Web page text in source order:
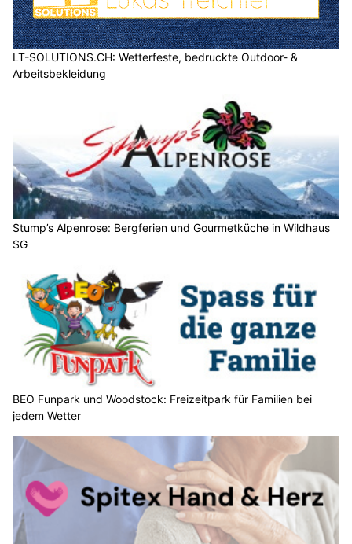
LT-SOLUTIONS.CH: Wetterfeste, bedruckte Outdoor- &
Arbeitsbekleidung
Stump’s Alpenrose: Bergferien und Gourmetküche in Wildhaus
SG
BEO Funpark und Woodstock: Freizeitpark für Familien bei
jedem Wetter